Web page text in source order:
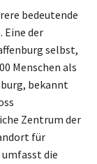
bedeutende
Eine der
selbst,
Menschen als
bekannt
Zentrum der
für
die